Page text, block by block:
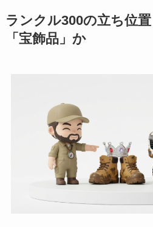
ランクル300の立ち位
「宝飾品」か